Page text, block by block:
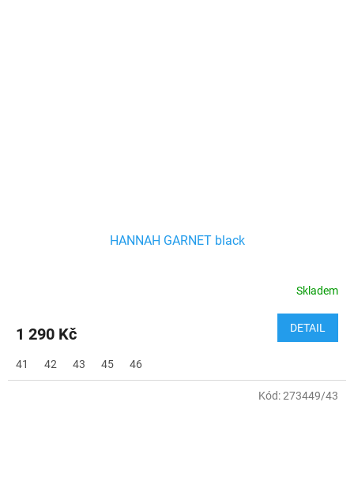
HANNAH GARNET black
Skladem
1 290 Kč DETAIL
41 42 43 45 46
Kód:273449/43